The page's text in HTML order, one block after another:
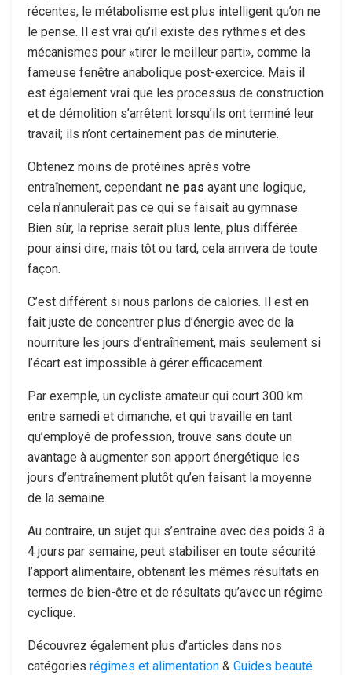
récentes, le métabolisme est plus intelligent qu’on ne
le pense. Il est vrai qu’il existe des rythmes et des
mécanismes pour «tirer le meilleur parti», comme la
fameuse fenêtre anabolique post-exercice. Mais il
est également vrai que les processus de construction
et de démolition s’arrêtent lorsqu’ils ont terminé leur
travail; ils n’ont certainement pas de minuterie.
Obtenez moins de protéines après votre
entraînement, cependant ne pas ayant une logique,
cela n’annulerait pas ce qui se faisait au gymnase.
Bien sûr, la reprise serait plus lente, plus différée
pour ainsi dire; mais tôt ou tard, cela arrivera de toute
façon.
C’est différent si nous parlons de calories. Il est en
fait juste de concentrer plus d’énergie avec de la
nourriture les jours d’entraînement, mais seulement si
l’écart est impossible à gérer efficacement.
Par exemple, un cycliste amateur qui court 300 km
entre samedi et dimanche, et qui travaille en tant
qu’employé de profession, trouve sans doute un
avantage à augmenter son apport énergétique les
jours d’entraînement plutôt qu’en faisant la moyenne
de la semaine.
Au contraire, un sujet qui s’entraîne avec des poids 3 à
4 jours par semaine, peut stabiliser en toute sécurité
l’apport alimentaire, obtenant les mêmes résultats en
termes de bien-être et de résultats qu’avec un régime
cyclique.
Découvrez également plus d’articles dans nos
catégories régimes et alimentation & Guides beauté